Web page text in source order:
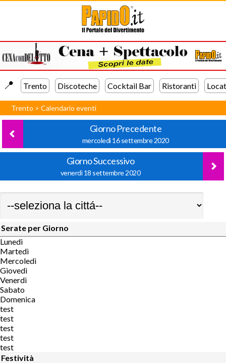
📍️ Trento Discoteche Cocktail Bar Ristoranti
Trento >Calendario eventi
Giorno Precedente
mercoledì 16 settembre 2020
Giorno Successivo
venerdì 18 settembre 2020
Serate per Giorno
Lunedì
Martedì
Mercoledì
Giovedì
Venerdì
Sabato
Domenica
test
test
test
test
test
Festività